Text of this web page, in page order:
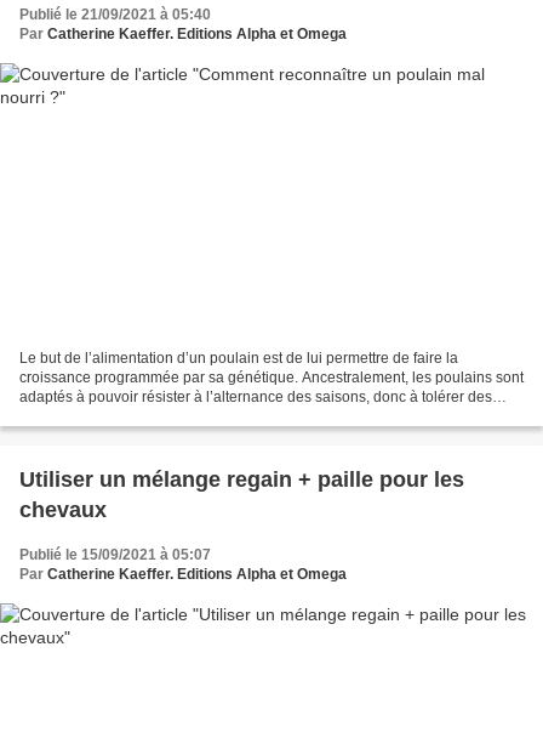
Publié le 21/09/2021 à 05:40
Par Catherine Kaeffer. Editions Alpha et Omega
Le but de l’alimentation d’un poulain est de lui permettre de faire la
croissance programmée par sa génétique. Ancestralement, les poulains sont
adaptés à pouvoir résister à l’alternance des saisons, donc à tolérer des
Utiliser un mélange regain + paille pour les
chevaux
Publié le 15/09/2021 à 05:07
Par Catherine Kaeffer. Editions Alpha et Omega